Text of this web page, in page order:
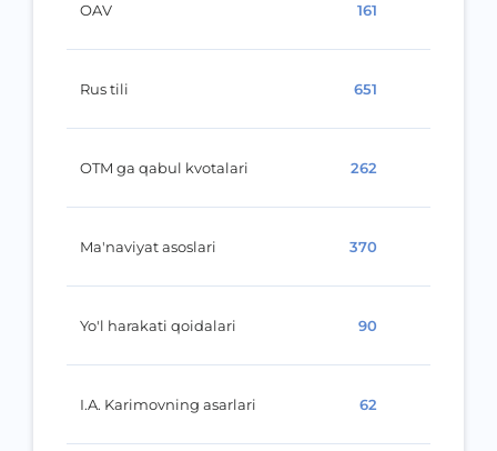
OAV 161
Rus tili 651
OTM ga qabul kvotalari 262
Ma'naviyat asoslari 370
Yo'l harakati qoidalari 90
I.A. Karimovning asarlari 62